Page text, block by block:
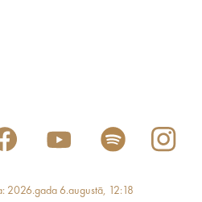
2026.gada 6.augustā, 12:18